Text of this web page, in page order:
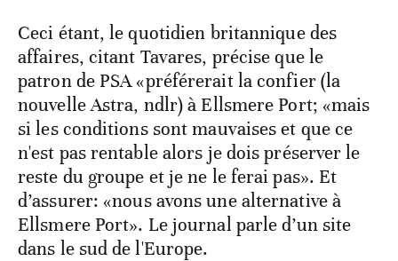
Ceci étant, le quotidien britannique des
affaires, citant Tavares, précise que le
patron de PSA «préférerait la confier (la
nouvelle Astra, ndlr) à Ellsmere Port; «mais
si les conditions sont mauvaises et que ce
n'est pas rentable alors je dois préserver le
reste du groupe et je ne le ferai pas». Et
d’assurer: «nous avons une alternative à
Ellsmere Port». Le journal parle d’un site
dans le sud de l'Europe.